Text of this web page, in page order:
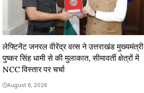
लेफ्टिनेंट जनरल वीरेंद्र वत्स ने उत्तराखंड मुख्यमंत्री
पुष्कर सिंह धामी से की मुलाकात, सीमावर्ती क्षेत्रों में
NCC विस्तार पर चर्चा
August 6, 2026